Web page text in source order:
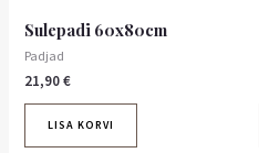
Sulepadi 60x80cm
Padjad
21,90€
LISA KORVI